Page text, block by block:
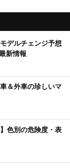
デルチェンジ予想
新情報
＆外車の珍しいマ
色別の危険度・表